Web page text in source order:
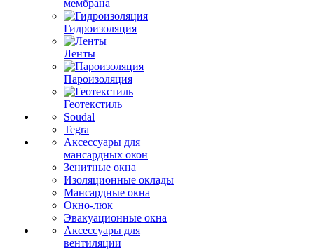
мембрана
Гидроизоляция
Ленты
Пароизоляция
Геотекстиль
Soudal
Tegra
Аксессуары для
мансардных окон
Зенитные окна
Изоляционные оклады
Мансардные окна
Окно-люк
Эвакуационные окна
Аксессуары для
вентиляции